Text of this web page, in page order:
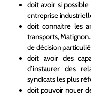
doit avoir si
entreprise
doit connaitre les
transports,
de décision
doit avoir des
d’instaurer des
syndicats les plus
doit pouvoir nouer